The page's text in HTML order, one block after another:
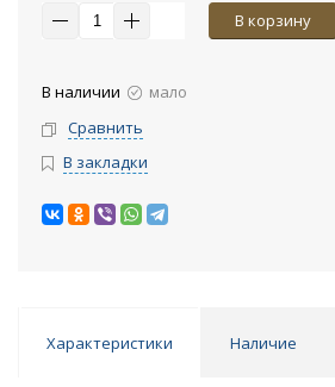
В корзину
В наличии
мало
Сравнить
В закладки
Характеристики Наличие